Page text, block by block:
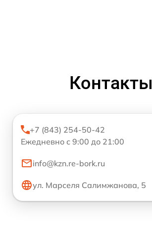
Контакты
+7 (843) 254-50-42
Ежедневно с 9:00 до 21:00
info@kzn.re-bork.ru
ул. Марселя Салимжанова, 5